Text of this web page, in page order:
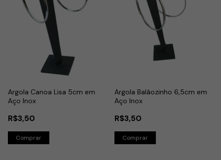
Argola Canoa Lisa 5cm em
Aço Inox
R$3,50
Argola Balãozinho 6,5cm em
Aço Inox
R$3,50